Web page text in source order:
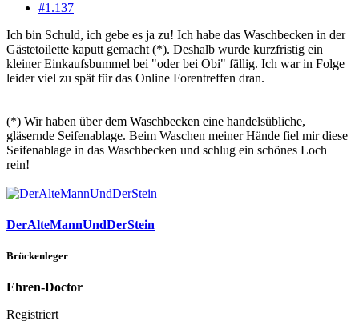
#1.137
Ich bin Schuld, ich gebe es ja zu! Ich habe das Waschbecken in der
Gästetoilette kaputt gemacht (*). Deshalb wurde kurzfristig ein
kleiner Einkaufsbummel bei "oder bei Obi" fällig. Ich war in Folge
leider viel zu spät für das Online Forentreffen dran.
(*) Wir haben über dem Waschbecken eine handelsübliche,
gläsernde Seifenablage. Beim Waschen meiner Hände fiel mir diese
Seifenablage in das Waschbecken und schlug ein schönes Loch
rein!
DerAlteMannUndDerStein
Brückenleger
Ehren-Doctor
Registriert